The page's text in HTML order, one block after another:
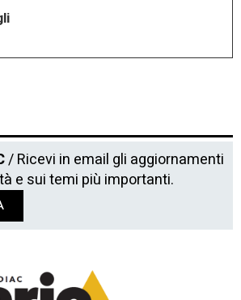
/ Ricevi in email gli aggiornamenti
e sui temi più importanti.